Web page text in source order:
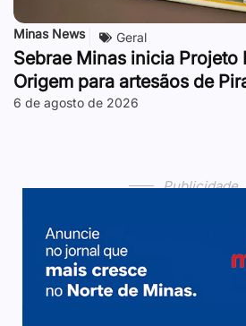
Minas News Geral
Sebrae Minas inicia Projeto
Origem para artesãos de
6 de agosto de 2026
Publicidade